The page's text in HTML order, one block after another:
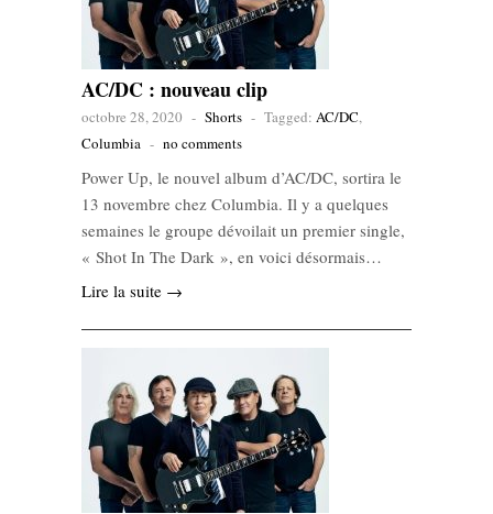
AC/DC : nouveau clip
octobre 28, 2020 - Shorts - Tagged: AC/DC,
Columbia - no comments
Power Up, le nouvel album d’AC/DC, sortira le
13 novembre chez Columbia. Il y a quelques
semaines le groupe dévoilait un premier single,
« Shot In The Dark », en voici désormais…
Lire la suite →